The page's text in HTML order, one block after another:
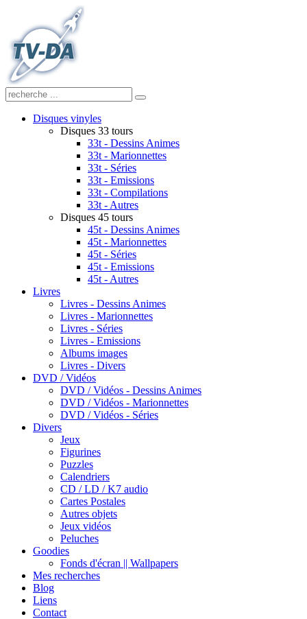
Disques vinyles
Disques 33 tours
33t - Dessins Animes
33t - Marionnettes
33t - Séries
33t - Emissions
33t - Compilations
33t - Autres
Disques 45 tours
45t - Dessins Animes
45t - Marionnettes
45t - Séries
45t - Emissions
45t - Autres
Livres
Livres - Dessins Animes
Livres - Marionnettes
Livres - Séries
Livres - Emissions
Albums images
Livres - Divers
DVD / Vidéos
DVD / Vidéos - Dessins Animes
DVD / Vidéos - Marionnettes
DVD / Vidéos - Séries
Divers
Jeux
Figurines
Puzzles
Calendriers
CD / LD / K7 audio
Cartes Postales
Autres objets
Jeux vidéos
Peluches
Goodies
Fonds d'écran || Wallpapers
Mes recherches
Blog
Liens
Contact